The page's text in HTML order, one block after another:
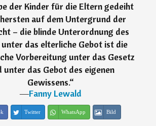
der Kinder für die Eltern gedeiht
auf dem Untergrund der
– die blinde Unterordnung des
unter das elterliche Gebot ist die
Vorbereitung unter das Gesetz
unter das Gebot des eigenen
Gewissens.“
―Fanny Lewald
Twitter WhatsApp Bild